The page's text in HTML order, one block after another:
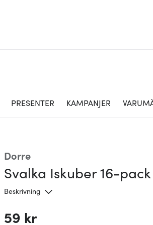
PRESENTER KAMPANJER
Dorre
Svalka Iskuber 16-pack
Beskrivning
59 kr